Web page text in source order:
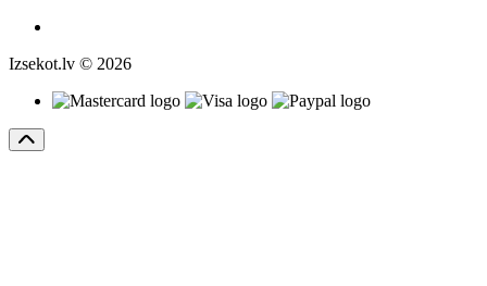
Izsekot.lv © 2026